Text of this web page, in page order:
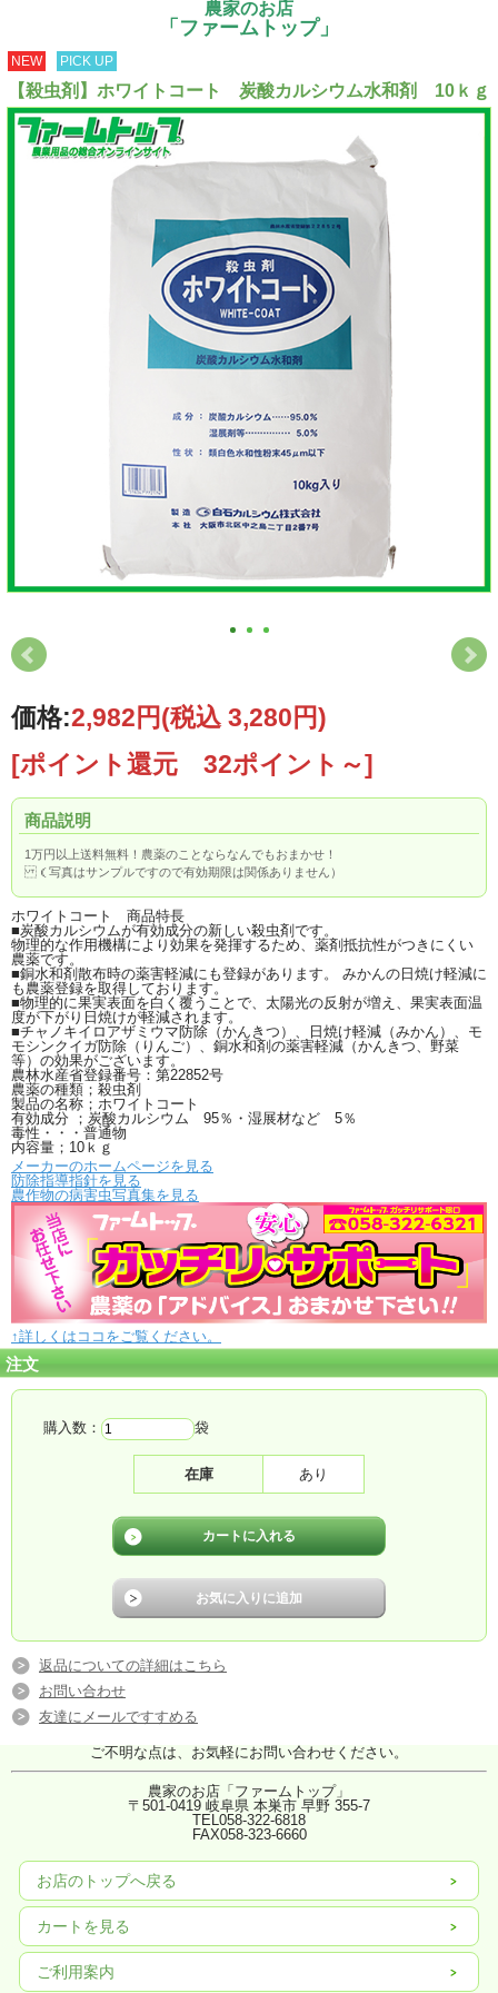
農家のお店
「ファームトップ」
NEW PICK UP
【殺虫剤】ホワイトコート 炭酸カルシウム水和剤 10ｋｇ
価格:2,982円(税込 3,280円)
[ポイント還元 32ポイント～]
商品説明
1万円以上送料無料！農薬のことならなんでもおまかせ！
（写真はサンプルですので有効期限は関係ありません）
ホワイトコート 商品特長
■炭酸カルシウムが有効成分の新しい殺虫剤です。
物理的な作用機構により効果を発揮するため、薬剤抵抗性がつきにくい
農薬です。
■銅水和剤散布時の薬害軽減にも登録があります。 みかんの日焼け軽減に
も農薬登録を取得しております。
■物理的に果実表面を白く覆うことで、太陽光の反射が増え、果実表面温
度が下がり日焼けが軽減されます。
■チャノキイロアザミウマ防除（かんきつ）、日焼け軽減（みかん）、モ
モシンクイガ防除（りんご）、銅水和剤の薬害軽減（かんきつ、野菜
等）の効果がございます。
農林水産省登録番号：第22852号
農薬の種類；殺虫剤
製品の名称；ホワイトコート
有効成分 ；炭酸カルシウム 95％・湿展材など 5％
毒性・・・普通物
内容量；10ｋｇ
メーカーのホームページを見る
防除指導指針を見る
農作物の病害虫写真集を見る
↑詳しくはココをご覧ください。
注文
購入数： 袋
在庫 あり
返品についての詳細はこちら
お問い合わせ
友達にメールですすめる
ご不明な点は、お気軽にお問い合わせください。
農家のお店「ファームトップ」
〒501-0419 岐阜県 本巣市 早野 355-7
TEL058-322-6818
FAX058-323-6660
お店のトップへ戻る
カートを見る
ご利用案内